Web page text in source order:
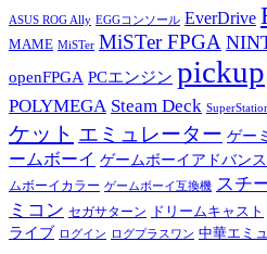
ASUS ROG Ally EGGコンソール EverDrive
MAME MiSTer MiSTer FPGA
openFPGA PCエンジン pickup
POLYMEGA Steam Deck
ケット エミュレーター ゲー
ームボーイ ゲームボーイアドバンス
ムボーイカラー ゲームボーイ互換機 スチ
ミコン セガサターン ドリームキャスト
ライブ ログイン ログプラスワン 中華エミ